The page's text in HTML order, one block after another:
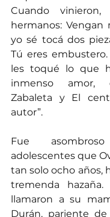
Cuando
hermanos: Vengan
yo sé tocá dos
Tú eres embustero.
les toqué lo que
inmenso amor,
Zabaleta y El
autor”.
Fue
adolescentes que
tan solo ocho años,
tremenda hazaña.
llamaron a su
Durán, pariente